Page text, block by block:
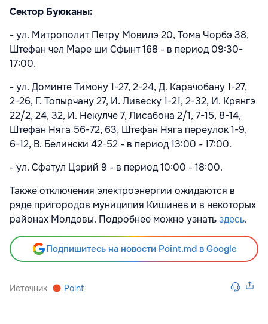
Сектор Буюканы:
- ул. Митрополит Петру Мовилэ 20, Тома Чорбэ 38,
Штефан чел Маре ши Сфынт 168 - в период 09:30-
17:00.
- ул. Доминте Тимону 1-27, 2-24, Д. Карачобану 1-27,
2-26, Г. Топырчану 27, И. Ливеску 1-21, 2-32, И. Крянгэ
22/2, 24, 32, И. Некулче 7, Лисабона 2/1, 7-15, 8-14,
Штефан Няга 56-72, 63, Штефан Няга переулок 1-9,
6-12, В. Белински 42-52 - в период 13:00 - 17:00.
- ул. Сфатул Цэрий 9 - в период 10:00 - 18:00.
Также отключения электроэнергии ожидаются в
ряде пригородов муниципия Кишинев и в некоторых
районах Молдовы. Подробнее можно узнатьздесь.
Подпишитесь на новости Point.md в Google
Источник Point